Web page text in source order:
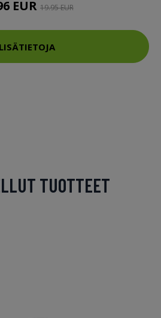
EUR 19.95 EUR
LISÄTIETOJA
TUOTTEET